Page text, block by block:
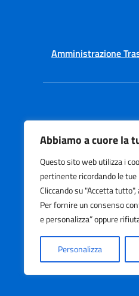
Abbiamo a cuore la
Questo sito web utilizza i
pertinente ricordando le
Cliccando su "Accetta
Per fornire un consenso
e personalizza” oppure
Personalizza
Amministrazione